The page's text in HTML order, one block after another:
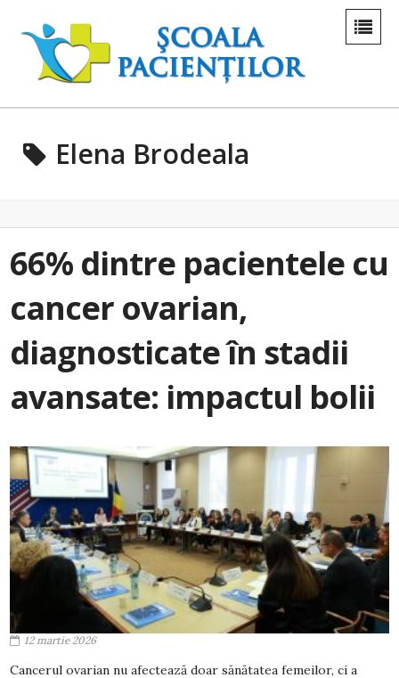
Elena Brodeala
66% dintre pacientele cu
cancer ovarian,
diagnosticate în stadii
avansate: impactul bolii
12 martie 2026
Cancerul ovarian nu afectează doar sănătatea femeilor, ci a